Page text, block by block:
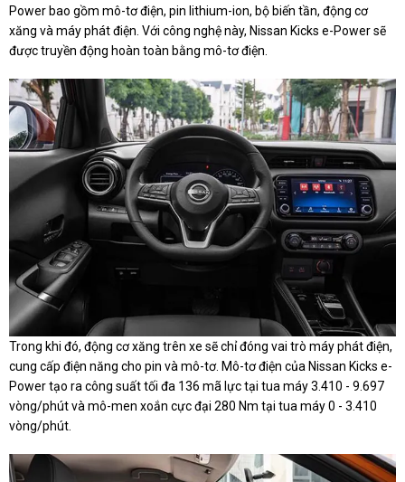
Power bao gồm mô-tơ điện, pin lithium-ion, bộ biến tần, động cơ
xăng và máy phát điện. Với công nghệ này, Nissan Kicks e-Power sẽ
được truyền động hoàn toàn bằng mô-tơ điện.
Trong khi đó, động cơ xăng trên xe sẽ chỉ đóng vai trò máy phát điện,
cung cấp điện năng cho pin và mô-tơ. Mô-tơ điện của Nissan Kicks e-
Power tạo ra công suất tối đa 136 mã lực tại tua máy 3.410 - 9.697
vòng/phút và mô-men xoắn cực đại 280 Nm tại tua máy 0 - 3.410
vòng/phút.